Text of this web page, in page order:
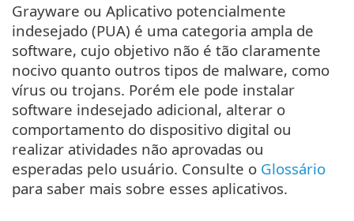
Grayware ou Aplicativo potencialmente
indesejado (PUA) é uma categoria ampla de
software, cujo objetivo não é tão claramente
nocivo quanto outros tipos de malware, como
vírus ou trojans. Porém ele pode instalar
software indesejado adicional, alterar o
comportamento do dispositivo digital ou
realizar atividades não aprovadas ou
esperadas pelo usuário. Consulte o Glossário
para saber mais sobre esses aplicativos.